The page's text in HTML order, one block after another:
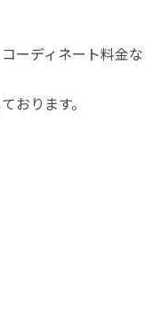
ーディネート料金な
おります。